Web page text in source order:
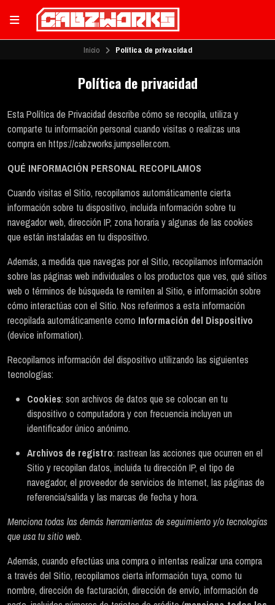
Inicio Política de privacidad
Política de privacidad
Esta Política de Privacidad describe cómo se recopila, utiliza y
comparte tu información personal cuando visitas o realizas una
compra en https://cabzworks.jumpseller.com.
QUÉ INFORMACIÓN PERSONAL RECOPILAMOS
Cuando visitas el Sitio, recopilamos automáticamente cierta
información sobre tu dispositivo, incluida información sobre tu
navegador web, dirección IP, zona horaria y algunas de las cookies
que están instaladas en tu dispositivo.
Además, a medida que navegas por el Sitio, recopilamos información
sobre las páginas web individuales o los productos que ves, qué sitios
web o términos de búsqueda te remiten al Sitio, e información sobre
cómo interactúas con el Sitio. Nos referimos a esta información
recopilada automáticamente como Información del Dispositivo
(device information).
Recopilamos información del dispositivo utilizando las siguientes
tecnologías:
Cookies: son archivos de datos que se colocan en tu
dispositivo o computadora y con frecuencia incluyen un
identificador único anónimo.
Archivos de registro: rastrean las acciones que ocurren en el
Sitio y recopilan datos, incluida tu dirección IP, el tipo de
navegador, el proveedor de servicios de Internet, las páginas de
referencia/salida y las marcas de fecha y hora.
Menciona todas las demás herramientas de seguimiento y/o tecnologías
que usa tu sitio web.
Además, cuando efectúas una compra o intentas realizar una compra
a través del Sitio, recopilamos cierta información tuya, como tu
nombre, dirección de facturación, dirección de envío, información de